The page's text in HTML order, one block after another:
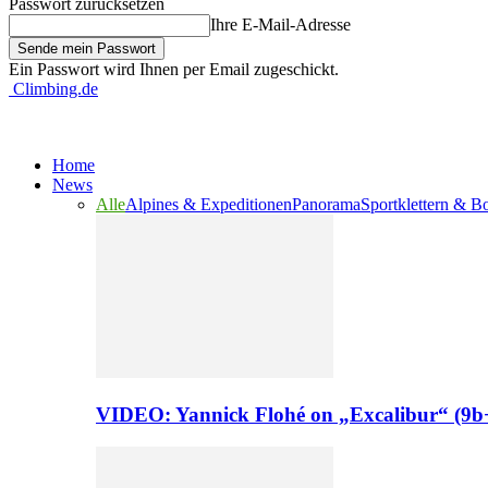
Passwort zurücksetzen
Ihre E-Mail-Adresse
Ein Passwort wird Ihnen per Email zugeschickt.
Climbing.de
Home
News
AlleAlpines & ExpeditionenPanoramaSportklettern &
VIDEO: Yannick Flohé on „Excalibur“